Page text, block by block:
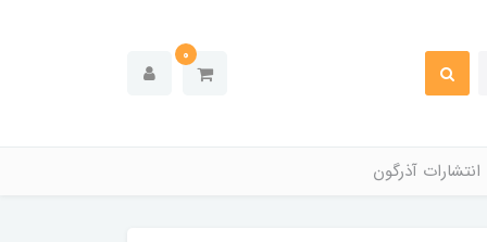
0
انتشارات آذرگون